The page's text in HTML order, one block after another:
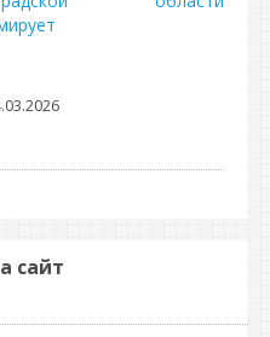
сайт